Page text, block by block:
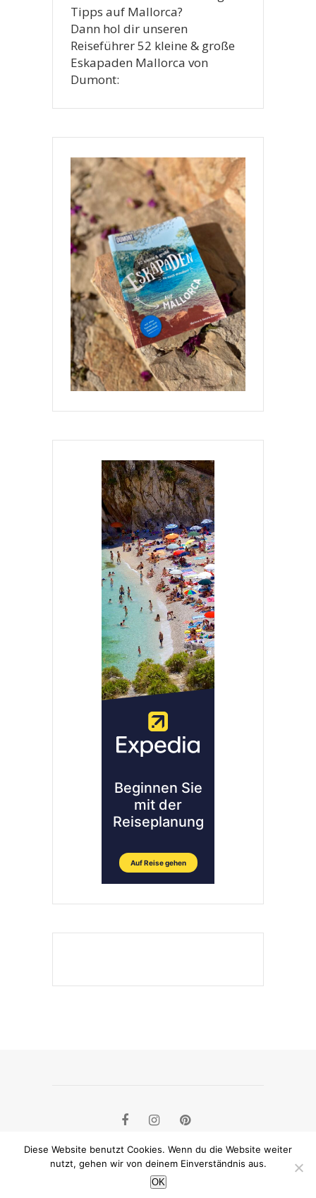
Tipps auf Mallorca?
Dann hol dir unseren
Reiseführer 52 kleine & große
Eskapaden Mallorca von
Dumont:
IMPRESSUM&DATENSCHUTZ
Diese Website benutzt Cookies. Wenn du die Website weiter
nutzt, gehen wir von deinem Einverständnis aus.
OK